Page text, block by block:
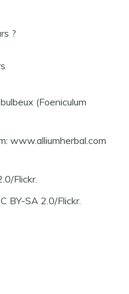
?
(Foeniculum
www.alliumherbal.com
Flickr.
BY-SA 2.0/Flickr.